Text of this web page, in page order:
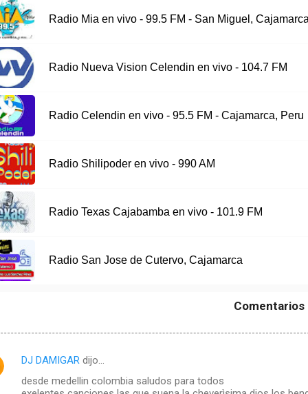
Radio Mia en vivo - 99.5 FM - San Miguel,
Radio Nueva Vision Celendin en vivo - 104.7 FM
Radio Celendin en vivo - 95.5 FM - Cajamarca, Peru
Radio Shilipoder en vivo - 990 AM
Radio Texas Cajabamba en vivo - 101.9 FM
Radio San Jose de Cutervo, Cajamarca
Comentarios
DJ DAMIGAR dijo…
desde medellin colombia saludos para todos